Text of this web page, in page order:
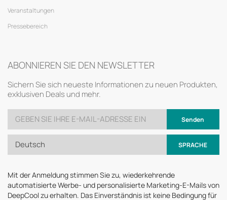
Veranstaltungen
Pressebereich
ABONNIEREN SIE DEN NEWSLETTER
Sichern Sie sich neueste Informationen zu neuen Produkten,
exklusiven Deals und mehr.
Senden
Deutsch SPRACHE
Mit der Anmeldung stimmen Sie zu, wiederkehrende
automatisierte Werbe- und personalisierte Marketing-E-Mails von
DeepCool zu erhalten. Das Einverständnis ist keine Bedingung für